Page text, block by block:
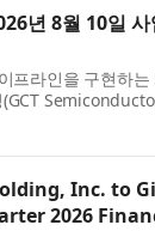
년 8월 10일
프라인을 구현하
6월 30일 마감된 2
Inc. to
2026